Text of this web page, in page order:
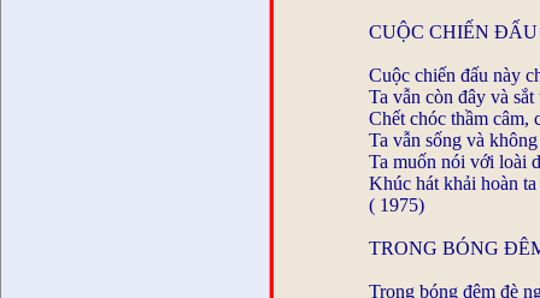
CUỘC CHIẾN
Cuộc chiến đấu này
Ta vẫn còn đây và
Chết chóc thầm câm,
Ta vẫn sống và
Ta muốn nói với loài
Khúc hát khải hoàn
( 1975)
TRONG BÓNG
Trong bóng đêm đè